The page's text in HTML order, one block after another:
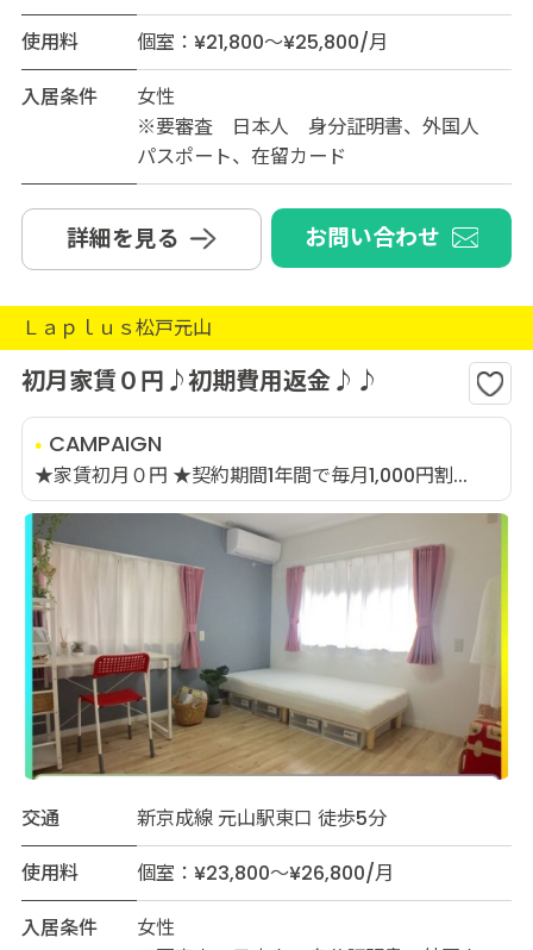
使用料
個室：¥21,800～¥25,800/月
入居条件
女性
※要審査 日本人 身分証明書、外国人
パスポート、在留カード
詳細を見る お問い合わせ
Ｌａｐｌｕｓ松戸元山
初月家賃０円♪初期費用返金♪♪
CAMPAIGN
★家賃初月０円 ★契約期間1年間で毎月1,000円割...
交通
新京成線 元山駅東口 徒歩5分
使用料
個室：¥23,800～¥26,800/月
入居条件
女性